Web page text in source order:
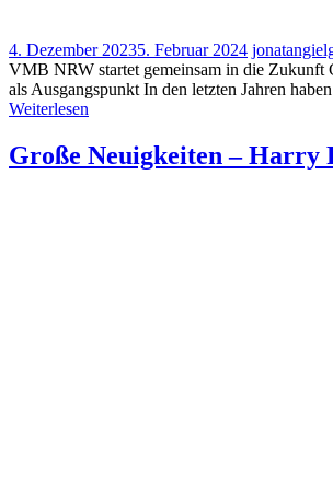
4. Dezember 20235. Februar 2024
VMB NRW startet gemeinsam in die Zukunft
als Ausgangspunkt In den letzten Jahren
Weiterlesen
Große Neuigkeiten – Harry